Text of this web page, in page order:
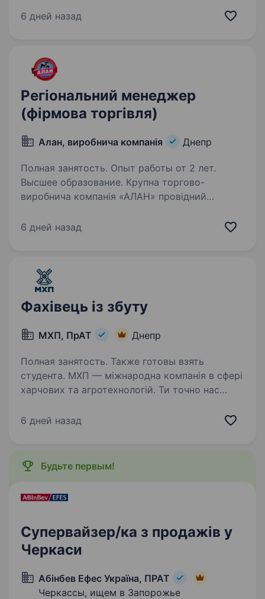
(ТМ Флінт, Хуторок, Морські, Сан Санич, Big
6 дней назад
Регіональний менеджер
(фірмова торгівля)
Алан, виробнича компанія Днепр
Полная занятость. Опыт работы от 2 лет.
Высшее образование. Крупна торгово-
виробнича компанія «АЛАН» провідний
«АЛАН») запрошує на роботу регіонального
6 дней назад
Фахівець із збуту
МХП, ПрАТ Днепр
Полная занятость. Также готовы взять
студента. МХП — міжнародна компанія в сфері
харчових та агротехнологій. Ти точно нас
«Наша Ряба Апетитна», «Бащинський»,
6 дней назад
Будьте первым!
Супервайзер/ка з продажів у
Черкаси
Абінбев Ефес Україна, ПРАТ
Черкассы, ищем в Запорожье